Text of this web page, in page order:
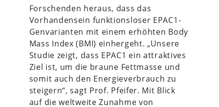
Forschenden heraus, dass das
Vorhandensein funktionsloser EPAC1-
Genvarianten mit einem erhöhten Body
Mass Index (BMI) einhergeht. „Unsere
Studie zeigt, dass EPAC1 ein attraktives
Ziel ist, um die braune Fettmasse und
somit auch den Energieverbrauch zu
steigern“, sagt Prof. Pfeifer. Mit Blick
auf die weltweite Zunahme von